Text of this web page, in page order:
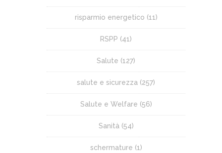
risparmio energetico (11)
RSPP (41)
Salute (127)
salute e sicurezza (257)
Salute e Welfare (56)
Sanità (54)
schermature (1)